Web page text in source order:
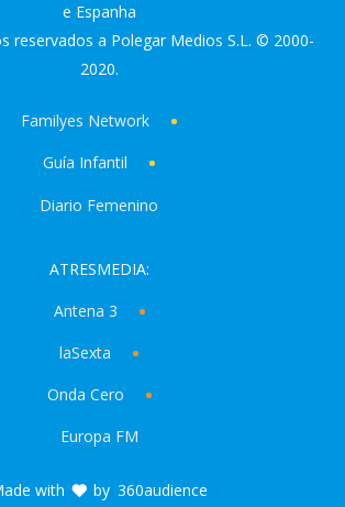
e Espanha
reservados a Polegar Medios S.L. © 2000-
2020.
Familyes Network
Guía Infantil
Diario Femenino
ATRESMEDIA:
Antena 3
laSexta
Onda Cero
Europa FM
with by 360audience